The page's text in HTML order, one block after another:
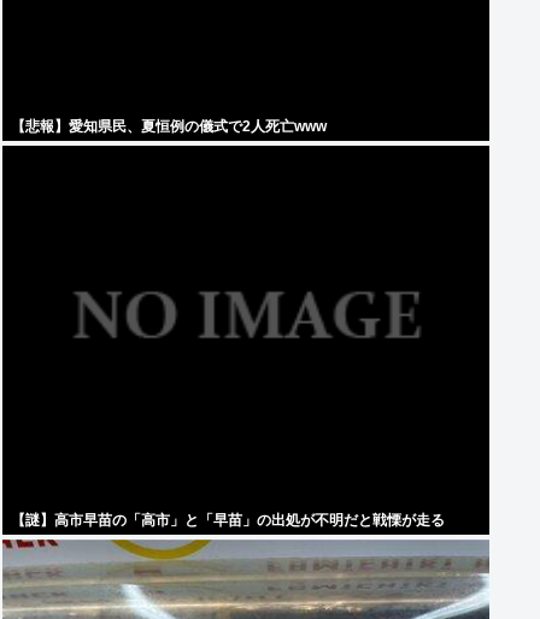
【悲報】愛知県民、夏恒例の儀式で2人死亡www
【謎】高市早苗の「高市」と「早苗」の出処が不明だと戦慄が走る